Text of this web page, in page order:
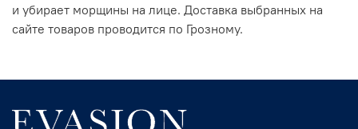
и убирает морщины на лице. Доставка выбранных на
сайте товаров проводится по Грозному.